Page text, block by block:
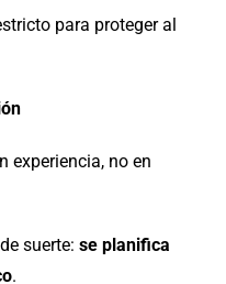
para proteger al
experiencia, no en
suerte: se planifica
.